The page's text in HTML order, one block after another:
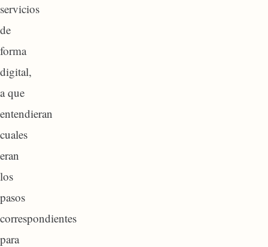
servicios
de
forma
digital,
a que
entendieran
cuales
eran
los
pasos
correspondientes
para